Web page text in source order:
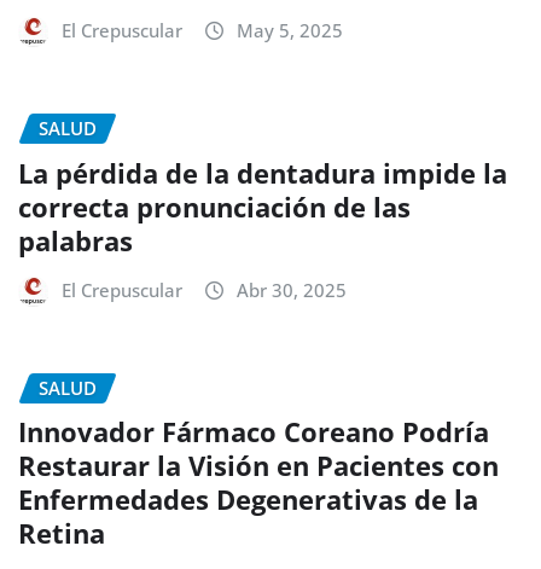
El Crepuscular May 5, 2025
SALUD
La pérdida de la dentadura impide la
correcta pronunciación de las
palabras
El Crepuscular Abr 30, 2025
SALUD
Innovador Fármaco Coreano Podría
Restaurar la Visión en Pacientes con
Enfermedades Degenerativas de la
Retina